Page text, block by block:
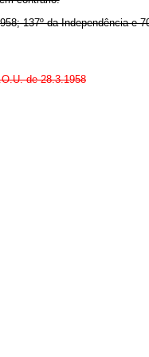
137º da Independência e
de 28.3.1958